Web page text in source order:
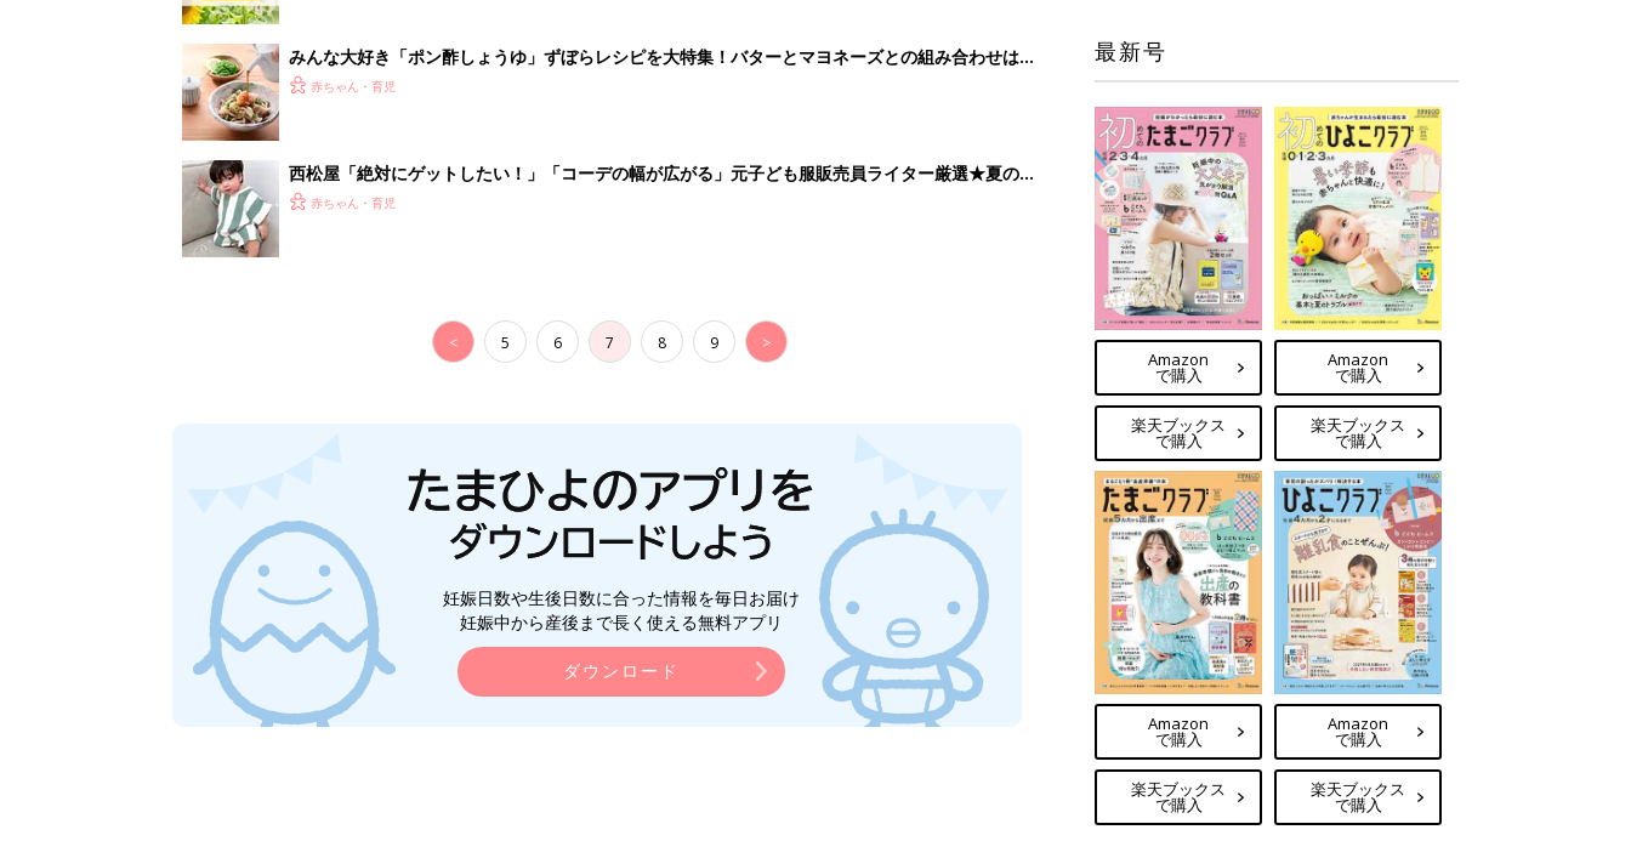
みんな大好き「ポン酢しょうゆ」ずぼらレシピを大特集！バターとマヨネーズとの組み合わせは栄
養学的にも最高⁉
赤ちゃん・育児
西松屋「絶対にゲットしたい！」「コーデの幅が広がる」元子ども服販売員ライター厳選★夏のバ
ズりアイテム5選
赤ちゃん・育児
< 5 6 7 8 9 >
妊娠日数や生後日数に合った情報を毎日お届け
妊娠中から産後まで長く使える無料アプリ
ダウンロード
最新号
Amazon
で購入
楽天ブックス
で購入
Amazon
で購入
楽天ブックス
で購入
Amazon
で購入
楽天ブックス
で購入
Amazon
で購入
楽天ブックス
で購入